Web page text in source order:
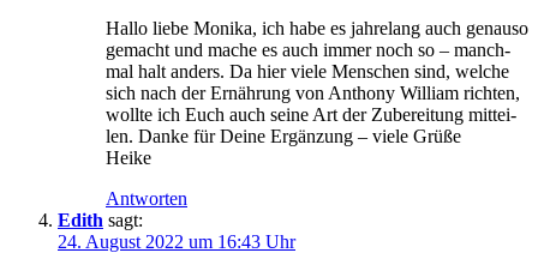
Hal­lo lie­be Moni­ka, ich habe es jah­re­lang auch genau­so
gemacht und mache es auch immer noch so – manch­
mal halt anders. Da hier vie­le Men­schen sind, wel­che
sich nach der Ernäh­rung von Antho­ny Wil­liam rich­ten,
woll­te ich Euch auch sei­ne Art der Zube­rei­tung mit­tei­
len. Dan­ke für Dei­ne Ergän­zung – vie­le Grüße
Heike
Antworten
Edith sagt:
24. August 2022 um 16:43 Uhr